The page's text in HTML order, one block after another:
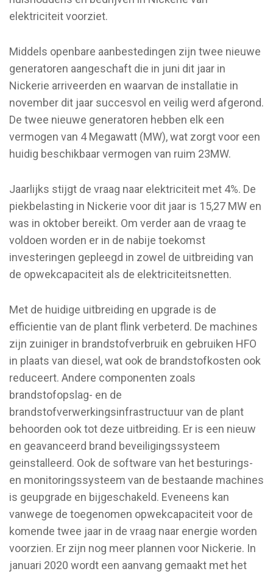
elektriciteit voorziet.
Middels openbare aanbestedingen zijn twee nieuwe
generatoren aangeschaft die in juni dit jaar in
Nickerie arriveerden en waarvan de installatie in
november dit jaar succesvol en veilig werd afgerond.
De twee nieuwe generatoren hebben elk een
vermogen van 4 Megawatt (MW), wat zorgt voor een
huidig beschikbaar vermogen van ruim 23MW.
Jaarlijks stijgt de vraag naar elektriciteit met 4%. De
piekbelasting in Nickerie voor dit jaar is 15,27 MW en
was in oktober bereikt. Om verder aan de vraag te
voldoen worden er in de nabije toekomst
investeringen gepleegd in zowel de uitbreiding van
de opwekcapaciteit als de elektriciteitsnetten.
Met de huidige uitbreiding en upgrade is de
efficientie van de plant flink verbeterd. De machines
zijn zuiniger in brandstofverbruik en gebruiken HFO
in plaats van diesel, wat ook de brandstofkosten ook
reduceert. Andere componenten zoals
brandstofopslag- en de
brandstofverwerkingsinfrastructuur van de plant
behoorden ook tot deze uitbreiding. Er is een nieuw
en geavanceerd brand beveiligingssysteem
geinstalleerd. Ook de software van het besturings-
en monitoringssysteem van de bestaande machines
is geupgrade en bijgeschakeld. Eveneens kan
vanwege de toegenomen opwekcapaciteit voor de
komende twee jaar in de vraag naar energie worden
voorzien. Er zijn nog meer plannen voor Nickerie. In
januari 2020 wordt een aanvang gemaakt met het